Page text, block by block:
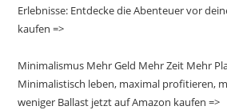
Erlebnisse: Entdecke die Abenteuer vor
kaufen =>
Minimalismus Mehr Geld Mehr Zeit Mehr
Minimalistisch leben, maximal profitieren,
weniger Ballast jetzt auf Amazon kaufen =>